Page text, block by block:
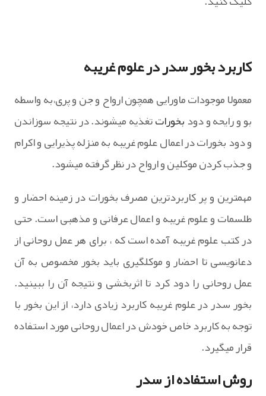
کاربرد بخور سدر در علوم غریبه
معمولا موجودات ماورایی همچون ارواح و جن و پری،به واسطه
بو و رایحه و دودبخوراتتغذیه میشوند. در نتیجه سوزاندن
و دود بخورات در اعمال علوم غریبه به منزله پذیرایی و اکرام
و جذب کردن موکلین و ارواح در نظر گرفته میشود.
مهمترین و پر کاربردترین مصرف بخورات در زمینه احضار و
طلسمات و علوم غریبه و اعمال عرفانی و مذهبی است. حتی
در کتب علوم غریبه آمده است که ، برای هر عمل روحانی از
دعانویسی تا احضار و موکلگیری باید بخور مخصوص به آن
عمل روحانی را دود کرد تا اثربخشی و نتیجه آن را ببینید.
بخور سدر در علوم غریبه کاربرد زیادی دارد، از این بخور با
توجه به کاربرد خاص خودش در اعمال روحانی مورد استفاده
قرار میگیرد.
روش استفاده از سدر